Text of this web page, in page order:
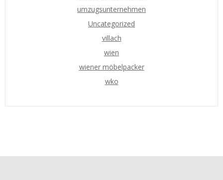
umzugsunternehmen
Uncategorized
villach
wien
wiener möbelpacker
wko